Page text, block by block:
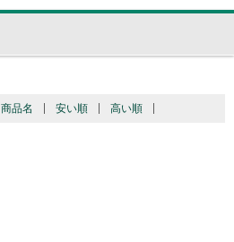
商品名 安い順 高い順